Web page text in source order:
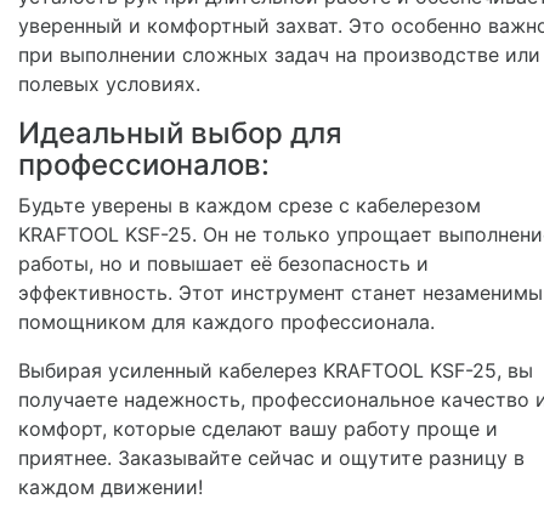
уверенный и комфортный захват. Это особенно
при выполнении сложных задач на производстве
полевых условиях.
Идеальный выбор для
профессионалов:
Будьте уверены в каждом срезе с кабелерезом
KRAFTOOL KSF-25. Он не только упрощает
работы, но и повышает её безопасность и
эффективность. Этот инструмент станет
помощником для каждого профессионала.
Выбирая усиленный кабелерез KRAFTOOL KSF-25, вы
получаете надежность, профессиональное качество
комфорт, которые сделают вашу работу проще и
приятнее. Заказывайте сейчас и ощутите разницу в
каждом движении!